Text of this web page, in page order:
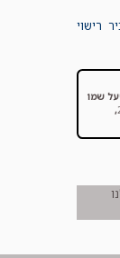
בכיר רישוי
שמו
,